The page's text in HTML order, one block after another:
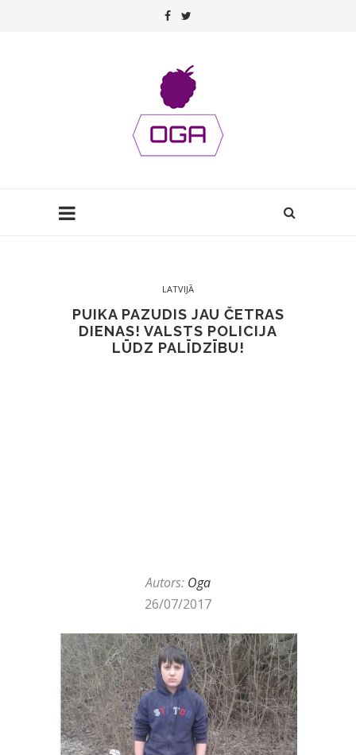
LATVIJĀ
PUIKA PAZUDIS JAU ČETRAS
DIENAS! VALSTS POLICIJA
LŪDZ PALĪDZĪBU!
Autors: Oga
26/07/2017